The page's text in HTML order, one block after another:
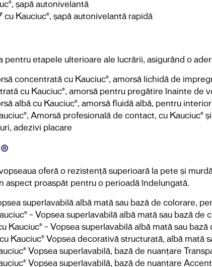
șapă autonivelantă
Kauciuc®, șapă autonivelantă rapidă
pentru etapele ulterioare ale lucrării, asigurând o
concentrată cu Kauciuc®, amorsă lichidă de
cu Kauciuc®, amorsă pentru pregătire înainte
albă cu Kauciuc®, amorsă fluidă albă, pentru interior
Amorsă profesională de contact, cu
adezivi placare
oferă o rezistență superioară la pete și
aspect proaspăt pentru o perioadă îndelungată.
superlavabilă albă mată sau bază de colorare,
– Vopsea superlavabilă albă mată sau bază
Kauciuc® – Vopsea superlavabilă albă mată sau
Kauciuc® Vopsea decorativă structurată, albă
Vopsea superlavabilă, bază de nuanțare
Vopsea superlavabilă, bază de nuanțare